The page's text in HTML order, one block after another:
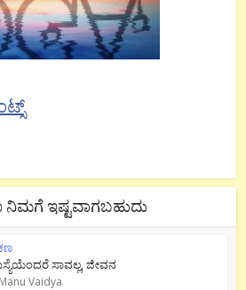
ನಿಮಗೆ ಇಷ್ಟವಾಗಬಹುದು
ಸಾವಲ್ಲ, ಜೀವನ
Manu Vaidya